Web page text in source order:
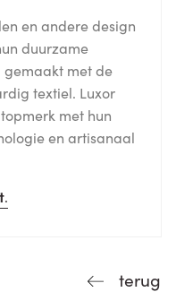
en andere design
duurzame
gemaakt met de
textiel. Luxor
met hun
en artisanaal
.
terug